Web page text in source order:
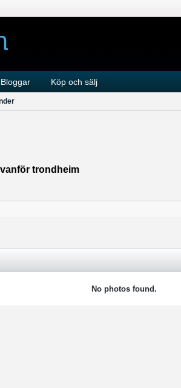
Bloggar Köp och sälj
trondheim
No photos found.